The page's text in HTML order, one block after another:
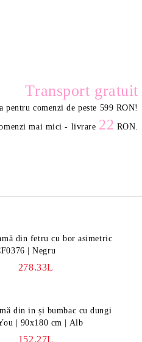
Transport gratuit
pentru comenzi de peste 599 RON!
mai mici - livrare 22 RON.
din fetru cu bor asimetric
| Negru
278.33L
din in și bumbac cu dungi
| 90x180 cm | Alb
152.27L